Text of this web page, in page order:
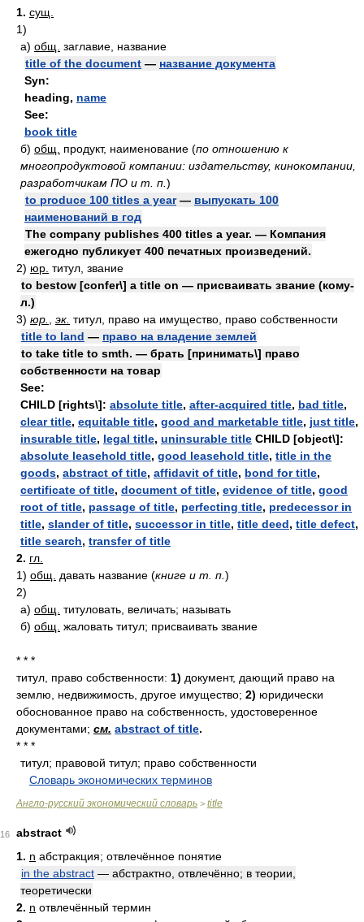
1. сущ.
1)
а) общ. заглавие, название
title of the document — название документа
Syn:
heading, name
See:
book title
б) общ. продукт, наименование (по отношению к
многопродуктовой компании: издательству, кинокомпании,
разработчикам ПО и т. п. )
to produce 100 titles a year— выпускать 100
наименований в год
The company publishes 400 titles a year. — Компания
ежегодно публикует 400 печатных произведений.
2) юр. титул, звание
to bestow [confer\] a title on — присваивать звание (кому-
л.)
3) юр. эк. титул, право на имущество, право собственности
title to land — право на владение землей
to take title to smth. — брать [принимать\] право
собственности на товар
See:
CHILD [rights\]: absolute title, after-acquired title, bad title,
clear title, equitable title, good and marketable title, just title,
insurable title, legal title, uninsurable title CHILD [object\]:
absolute leasehold title, good leasehold title, title in the
goods, abstract of title, affidavit of title, bond for title,
certificate of title, document of title, evidence of title, good
root of title, passage of title, perfecting title, predecessor in
title, slander of title, successor in title, title deed, title defect,
title search, transfer of title
2. гл.
1) общ. давать название (книге и т. п. )
2)
а) общ. титуловать, величать; называть
б) общ. жаловать титул; присваивать звание
* * *
титул, право собственности: 1) документ, дающий право на
землю, недвижимость, другое имущество; 2) юридически
обоснованное право на собственность, удостоверенное
документами; см. abstract of title.
* * *
титул; правовой титул; право собственности
Словарь экономических терминов
Англо-русский экономический словарь > title
16
abstract
1. n абстракция; отвлечённое понятие
in the abstract — абстрактно, отвлечённо; в теории,
теоретически
2. n отвлечённый термин